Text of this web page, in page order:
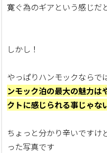
寛ぐ為のギアという感じだ
しかし！
やっぱりハンモックならで
ンモック泊の最大の魅力は
クトに感じられる事じゃな
ちょっと分かり辛いですけ
った写真です